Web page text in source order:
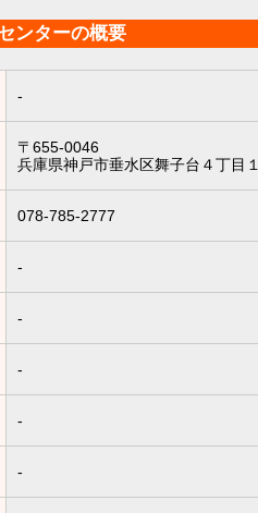
ンターの概要
-
〒655-0046
兵庫県神戸市垂水区舞子台４丁目
078-785-2777
-
-
-
-
-